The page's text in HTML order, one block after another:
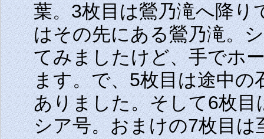
葉。3枚目は鶯乃滝へ降り
はその先にある鶯乃滝。
てみましたけど、手でホ
ます。で、5枚目は途中の
ありました。そして6枚
シア号。おまけの7枚目